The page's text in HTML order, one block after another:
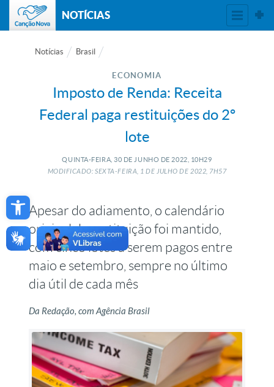
Open toolbar
NOTÍCIAS
Notícias Brasil
ECONOMIA
Imposto de Renda: Receita
Federal paga restituições do 2º
lote
QUINTA-FEIRA, 30 DE JUNHO DE 2022, 10H29
MODIFICADO: SEXTA-FEIRA, 1 DEJULHO DE 2022, 7H57
Apesar do adiamento, o calendário
original de restituição foi mantido,
com cinco lotes a serem pagos entre
maio e setembro, sempre no último
dia útil de cada mês
Da Redação, com Agência Brasil